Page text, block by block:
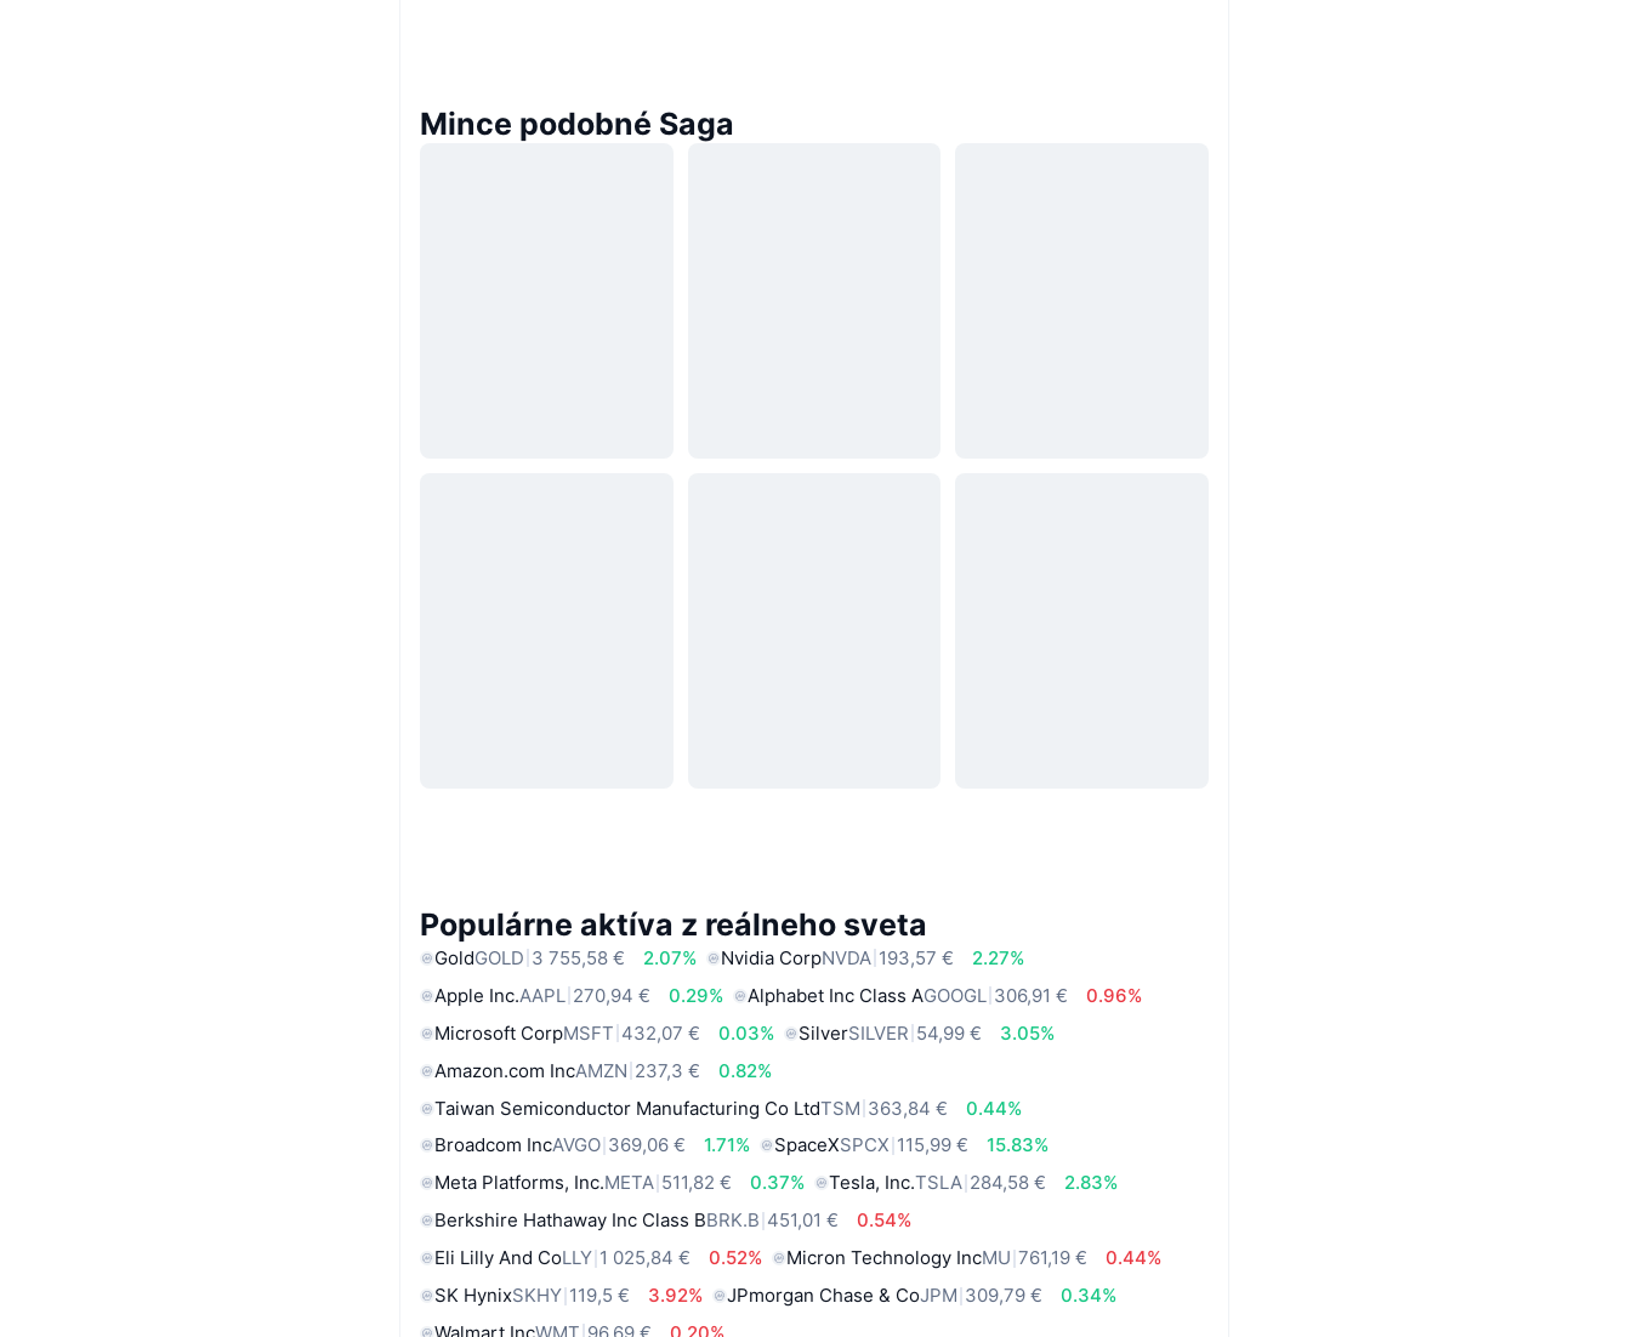
Mince podobné Saga
Populárne aktíva z reálneho sveta
GoldGOLD 3 755,58 € 2.07% Nvidia CorpNVDA 193,57 €
2.27%
Apple Inc.AAPL 270,94 € 0.29% Alphabet Inc Class AGOOGL 306,91 €
0.96%
Microsoft CorpMSFT 432,07 € 0.03% SilverSILVER 54,99 €
3.05%
Amazon.com IncAMZN 237,3 €
0.82%
Taiwan Semiconductor Manufacturing Co LtdTSM 363,84 €
0.44%
Broadcom IncAVGO 369,06 € 1.71% SpaceXSPCX 115,99 €
15.83%
Meta Platforms, Inc.META 511,82 € 0.37% Tesla, Inc.TSLA 284,58 €
2.83%
Berkshire Hathaway Inc Class BBRK.B 451,01 €
0.54%
Eli Lilly And CoLLY 1 025,84 € 0.52% Micron Technology IncMU 761,19 €
0.44%
SK HynixSKHY 119,5 € 3.92% JPmorgan Chase & CoJPM 309,79 €
0.34%